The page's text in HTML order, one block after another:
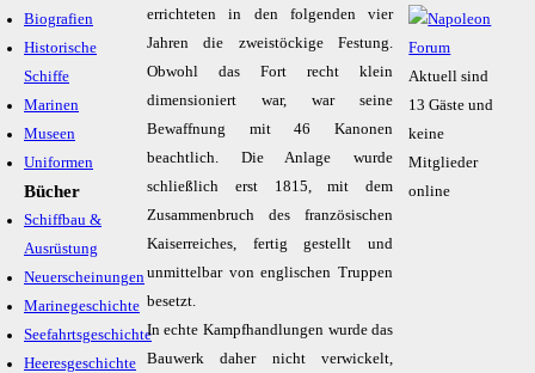
Biografien
Historische
Schiffe
Marinen
Museen
Uniformen
Bücher
Schiffbau &
Ausrüstung
Neuerscheinungen
Marinegeschichte
Seefahrtsgeschichte
Heeresgeschichte
errichteten in den folgenden vier
Jahren die zweistöckige Festung.
Obwohl das Fort recht klein
dimensioniert war, war seine
Bewaffnung mit 46 Kanonen
beachtlich. Die Anlage wurde
schließlich erst 1815, mit dem
Zusammenbruch des französischen
Kaiserreiches, fertig gestellt und
unmittelbar von englischen Truppen
besetzt.
In echte Kampfhandlungen wurde das
Bauwerk daher nicht verwickelt,
Aktuell sind
13 Gäste und
keine
Mitglieder
online